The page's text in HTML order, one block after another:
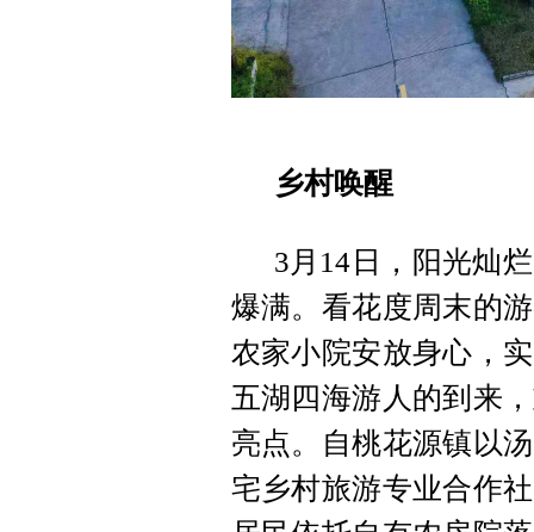
乡村唤醒
3月14日，阳光灿
爆满。看花度周末的
农家小院安放身心，
五湖四海游人的到来
亮点。自桃花源镇以
宅乡村旅游专业合作